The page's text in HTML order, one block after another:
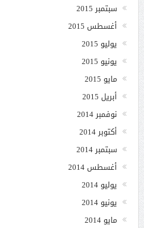
سبتمبر 2015
أغسطس 2015
يوليو 2015
يونيو 2015
مايو 2015
أبريل 2015
نوفمبر 2014
أكتوبر 2014
سبتمبر 2014
أغسطس 2014
يوليو 2014
يونيو 2014
مايو 2014